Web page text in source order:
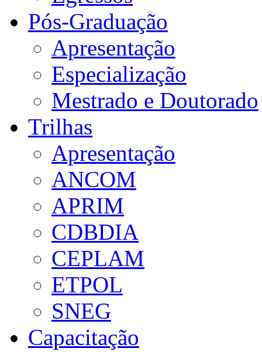
Pós-Graduação
Apresentação
Especialização
Mestrado e Doutorado
Trilhas
Apresentação
ANCOM
APRIM
CDBDIA
CEPLAM
ETPOL
SNEG
Capacitação